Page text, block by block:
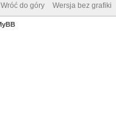
Wróć do góry Wersja bez grafiki